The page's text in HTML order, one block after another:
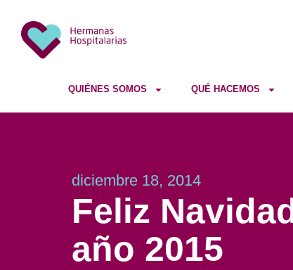
QUIÉNES SOMOS QUÉ HACEMOS
diciembre 18, 2014
Feliz
año 2015